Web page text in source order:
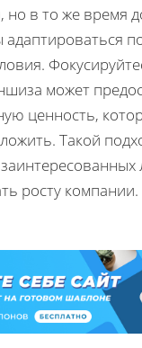
но в то же время
адаптироваться
может
ценность,
Такой
росту компании.